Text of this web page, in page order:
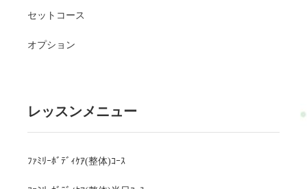
セットコース
オプション
レッスンメニュー
ﾌｧﾐﾘｰﾎﾞﾃﾞｨｹｱ(整体)ｺｰｽ